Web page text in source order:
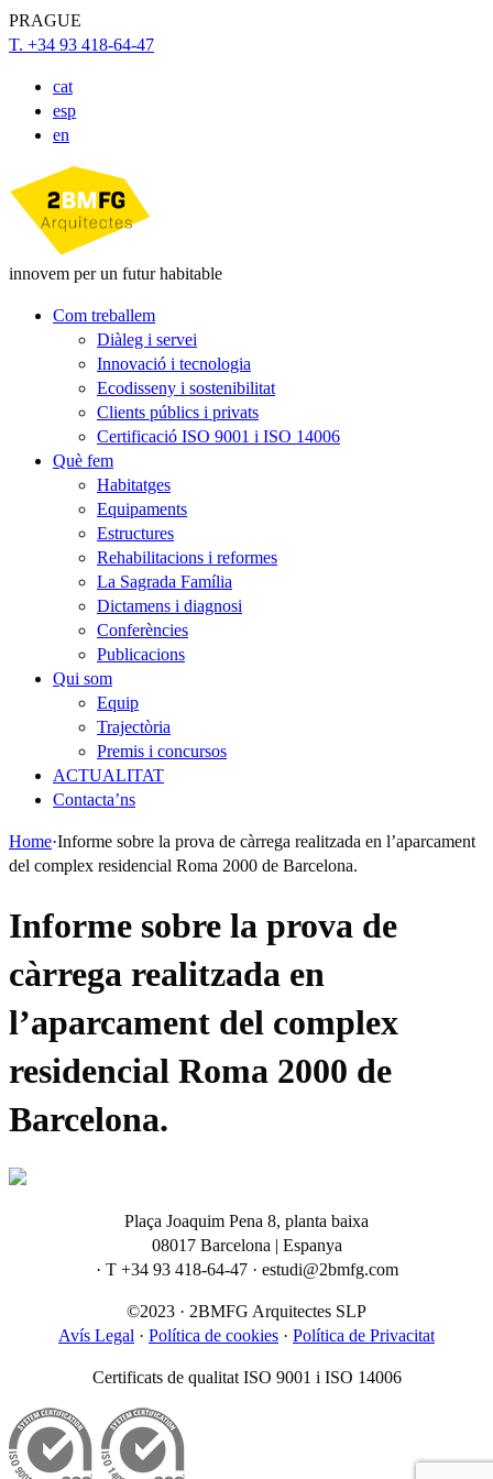
PRAGUE
T. +34 93 418-64-47
cat
esp
en
innovem per un futur habitable
Com treballem
Diàleg i servei
Innovació i tecnologia
Ecodisseny i sostenibilitat
Clients públics i privats
Certificació ISO 9001 i ISO 14006
Què fem
Habitatges
Equipaments
Estructures
Rehabilitacions i reformes
La Sagrada Família
Dictamens i diagnosi
Conferències
Publicacions
Qui som
Equip
Trajectòria
Premis i concursos
ACTUALITAT
Contacta’ns
Home·Informe sobre la prova de càrrega realitzada en l’aparcament
del complex residencial Roma 2000 de Barcelona.
Informe sobre la prova de
càrrega realitzada en
l’aparcament del complex
residencial Roma 2000 de
Barcelona.
Plaça Joaquim Pena 8, planta baixa
08017 Barcelona | Espanya
· T +34 93 418-64-47 · estudi@2bmfg.com
©2023 · 2BMFG Arquitectes SLP
Avís Legal · Política de cookies · Política de Privacitat
Certificats de qualitat ISO 9001 i ISO 14006